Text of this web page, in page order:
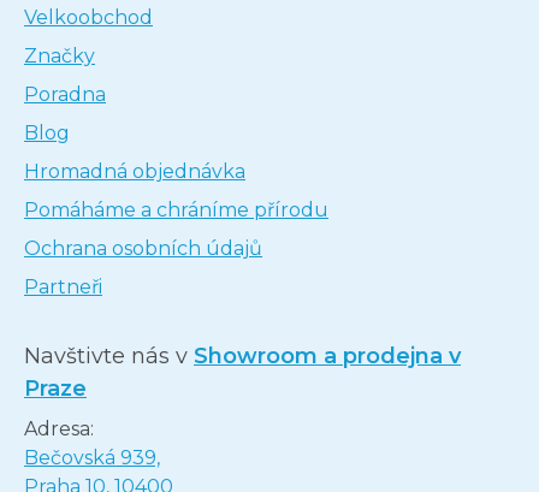
Velkoobchod
Značky
Poradna
Blog
Hromadná objednávka
Pomáháme a chráníme přírodu
Ochrana osobních údajů
Partneři
Navštivte nás v Showroom a prodejna v
Praze
Adresa:
Bečovská 939,
Praha 10, 10400